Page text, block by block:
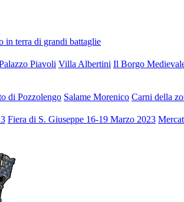
in terra di grandi battaglie
Piavoli Villa Albertini Il Borgo
di Pozzolengo Salame Morenico Carni della
Fiera di S. Giuseppe 16-19 Marzo 2023